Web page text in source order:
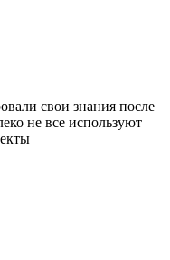
свои знания после
не все используют